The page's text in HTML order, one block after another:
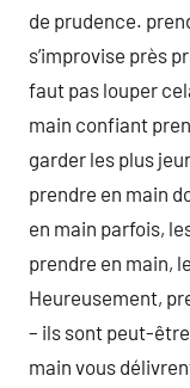
de prudence.
s’improvise près
faut pas louper
main confiant
garder les plus
prendre en main
en main parfois,
prendre en main,
Heureusement,
– ils sont peut-
main vous